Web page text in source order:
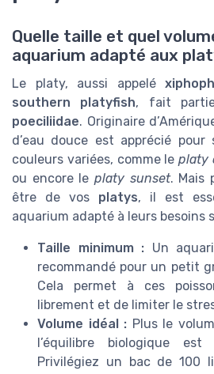
Quelle taille et quel
aquarium adapté aux
Le platy, aussi appelé
southern platyfish, fait
poeciliidae. Originaire
d’eau douce est apprécié
couleurs variées, comme le platy
ou encore le platy sunset. Mais
être de vos platys, il est
aquarium adapté à leurs besoins
Taille minimum : Un
recommandé pour un petit
Cela permet à ces
librement et de limiter le
Volume idéal : Plus le
l’équilibre biologique
Privilégiez un bac de 100